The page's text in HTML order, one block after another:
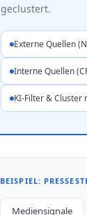
geclustert.
Externe Quellen
Interne Quellen
KI-Filter & Cluster
BEISPIEL:
Mediensignale